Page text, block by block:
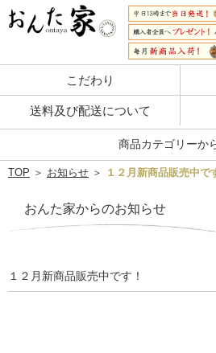
こだわり
送料及び配送について
TOP ＞ お知らせ ＞ １２月新商品販売中で
おんた家からのお知らせ
１２月新商品販売中です！
商品カテゴリーか